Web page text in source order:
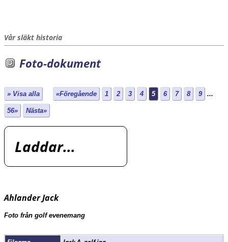
Vår släkt historia
Foto-dokument
» Visa alla «Föregående 1 2 3 4 5 6 7 8 9 ...
56» Nästa»
Laddar...
Ahlander Jack
Foto från golf evenemang